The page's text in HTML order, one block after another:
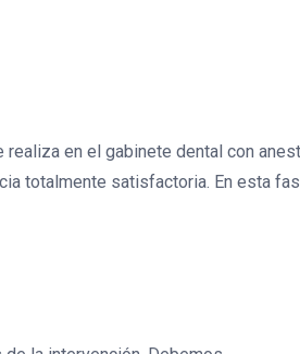
en el gabinete dental con
totalmente satisfactoria. En esta